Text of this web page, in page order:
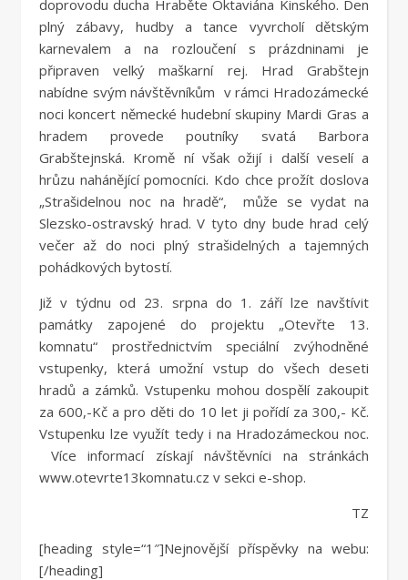
doprovodu ducha Hraběte Oktaviána Kinského. Den
plný zábavy, hudby a tance vyvrcholí dětským
karnevalem a na rozloučení s prázdninami je
připraven velký maškarní rej. Hrad Grabštejn
nabídne svým návštěvníkům v rámci Hradozámecké
noci koncert německé hudební skupiny Mardi Gras a
hradem provede poutníky svatá Barbora
Grabštejnská. Kromě ní však ožijí i další veselí a
hrůzu nahánějící pomocníci. Kdo chce prožít doslova
„Strašidelnou noc na hradě“, může se vydat na
Slezsko-ostravský hrad. V tyto dny bude hrad celý
večer až do noci plný strašidelných a tajemných
pohádkových bytostí.
Již v týdnu od 23. srpna do 1. září lze navštívit
památky zapojené do projektu „Otevřte 13.
komnatu“ prostřednictvím speciální zvýhodněné
vstupenky, která umožní vstup do všech deseti
hradů a zámků. Vstupenku mohou dospělí zakoupit
za 600,-Kč a pro děti do 10 let ji pořídí za 300,- Kč.
Vstupenku lze využít tedy i na Hradozámeckou noc.
Více informací získají návštěvníci na stránkách
www.otevrte13komnatu.cz v sekci e-shop.
TZ
[heading style=“1″]Nejnovější příspěvky na webu:
[/heading]